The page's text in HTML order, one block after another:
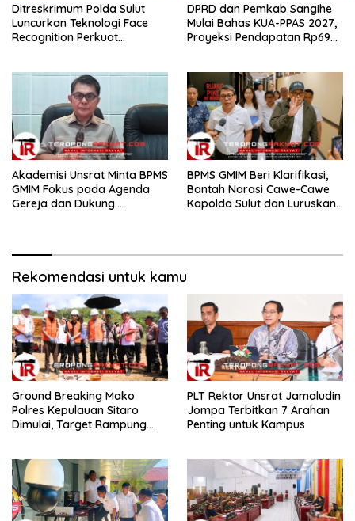
Ditreskrimum Polda Sulut
Luncurkan Teknologi Face
Recognition Perkuat
di TIFF Tomohon 2026
DPRD dan Pemkab Sangihe
Mulai Bahas KUA-PPAS 2027,
Proyeksi Pendapatan Rp699
Akademisi Unsrat Minta BPMS
GMIM Fokus pada Agenda
Gereja dan Dukung
BPMS GMIM Beri Klarifikasi,
Bantah Narasi Cawe-Cawe
Kapolda Sulut dan Luruskan
Rekomendasi untuk kamu
Ground Breaking Mako
Polres Kepulauan Sitaro
Dimulai, Target Rampung
​PLT Rektor Unsrat Jamaludin
Jompa Terbitkan 7 Arahan
Penting untuk Kampus